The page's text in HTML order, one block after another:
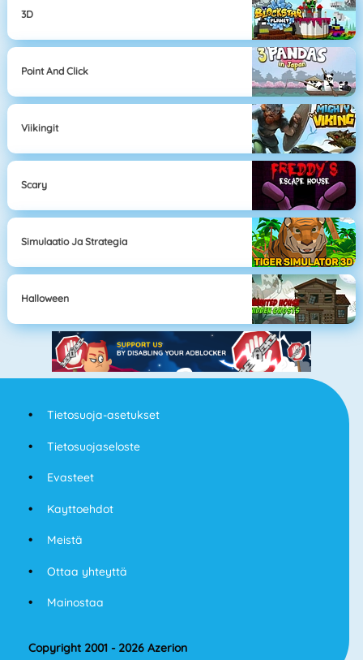
3D
Point And Click
Viikingit
Scary
Simulaatio Ja Strategia
Halloween
Tietosuoja-asetukset
Tietosuojaseloste
Evasteet
Kayttoehdot
Meistä
Ottaa yhteyttä
Mainostaa
Copyright 2001 - 2026 Azerion